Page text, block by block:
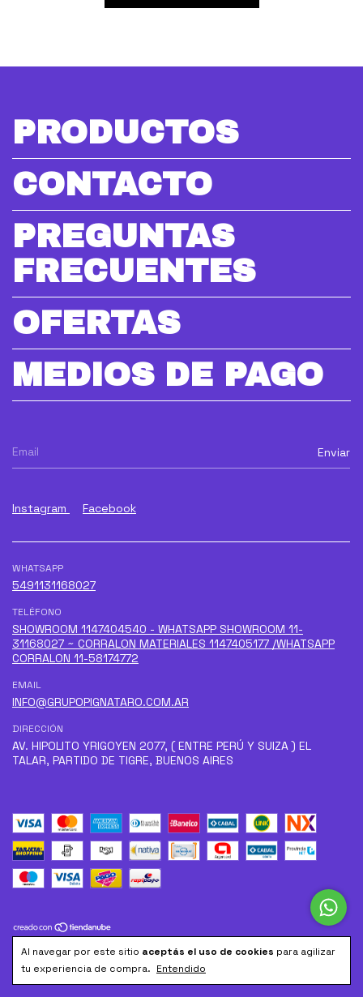
Al navegar por este sitio aceptás el uso de cookies para agilizar
tu experiencia de compra. Entendido
PRODUCTOS
CONTACTO
PREGUNTAS
FRECUENTES
OFERTAS
MEDIOS DE PAGO
Instagram Facebook
WHATSAPP
5491131168027
TELÉFONO
SHOWROOM 1147404540 - WHATSAPP SHOWROOM 11-
31168027 ~ CORRALON MATERIALES 1147405177 /WHATSAPP
CORRALON 11-58174772
EMAIL
INFO@GRUPOPIGNATARO.COM.AR
DIRECCIÓN
AV. HIPOLITO YRIGOYEN 2077, ( ENTRE PERÚ Y SUIZA ) EL
TALAR, PARTIDO DE TIGRE, BUENOS AIRES
Copyright Pignataro Diseño & Construccion - 2026. Todos los